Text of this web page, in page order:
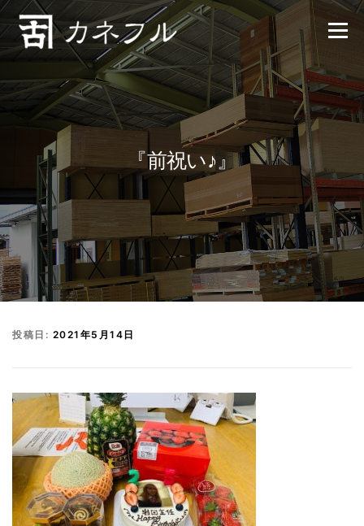
コンテンツへスキップ
メニュー
『前祝い♪』
投稿日: 2021年5月14日